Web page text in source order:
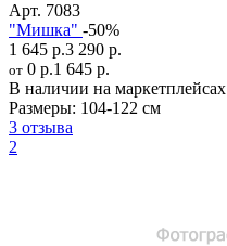
Арт. 7083
"Мишка" -50%
1 645 р.3 290 р.
от 0 р.1 645 р.
В наличии на маркетплейсах
Размеры: 104-122 см
3 отзыва
2